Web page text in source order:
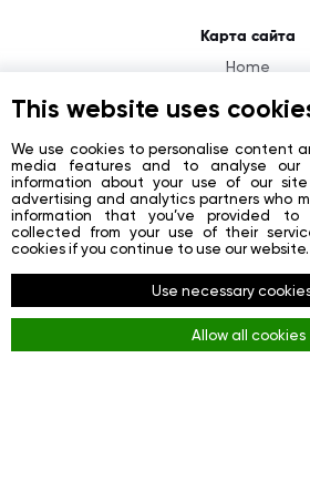
Карта сайта
Home
About
Contacts
Registration
Login
Социальные сети
Facebook
This website uses
We use cookies to personalise content
media features and to analyse our
information about your use of our
advertising and analytics partners who
information that you’ve provided
collected from your use of their
cookies if you continue to use our website.
Use necessary
Allow all cookies